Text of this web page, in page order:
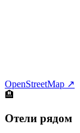
OpenStreetMap ↗
🏨
Отели рядом